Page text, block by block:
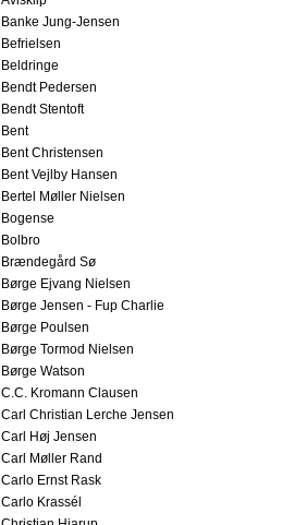
Banke Jung-Jensen
Befrielsen
Beldringe
Bendt Pedersen
Bendt Stentoft
Bent
Bent Christensen
Bent Vejlby Hansen
Bertel Møller Nielsen
Bogense
Bolbro
Brændegård Sø
Børge Ejvang Nielsen
Børge Jensen - Fup Charlie
Børge Poulsen
Børge Tormod Nielsen
Børge Watson
C.C. Kromann Clausen
Carl Christian Lerche Jensen
Carl Høj Jensen
Carl Møller Rand
Carlo Ernst Rask
Carlo Krassél